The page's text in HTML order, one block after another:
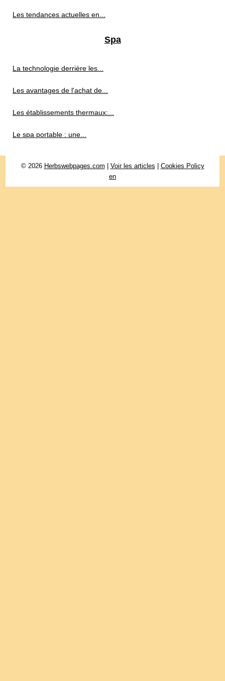
Les tendances actuelles en...
Spa
La technologie derrière les...
Les avantages de l'achat de...
Les établissements thermaux:...
Le spa portable : une...
© 2026 Herbswebpages.com Voir les articles
Cookies Policy
en